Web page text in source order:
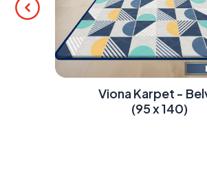
Viona Karpet -
(95 x 140)